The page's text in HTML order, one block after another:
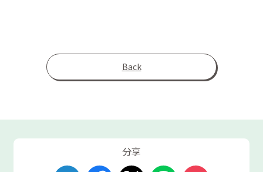
Back
分享